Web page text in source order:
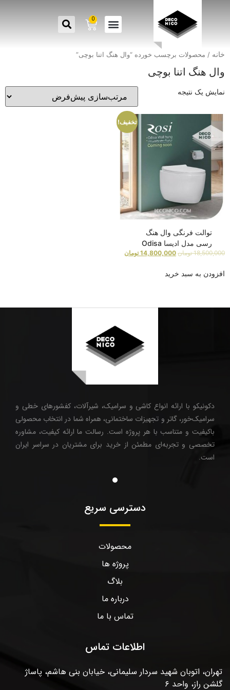
0
خانه / محصولات برچسب خورده “وال هنگ اتنا بوچی”
وال هنگ اتنا بوچی
نمایش یک نتیجه
تخفیف!
توالت فرنگی وال هنگ
رسی مدل ادیسا Odisa
18,500,000 تومان 14,800,000 تومان
افزودن به سبد خرید
دکونیکو با ارائه انواع کاشی و سرامیک، شیرآلات، کفشورهای خطی و
سرامیک‌خور، گاتر و تجهیزات ساختمانی، همراه شما در انتخاب محصولی
باکیفیت و متناسب با هر پروژه است. رسالت ما ارائه کیفیت، مشاوره
تخصصی و تجربه‌ای مطمئن از خرید برای مشتریان در سراسر ایران
است.
دسترسی سریع
محصولات
پروژه ها
بلاگ
درباره ما
تماس با ما
اطلاعات تماس
تهران، اتوبان شهید سردار سلیمانی، خیابان بنی هاشم، پاساژ
گلشن راز، واحد ۶